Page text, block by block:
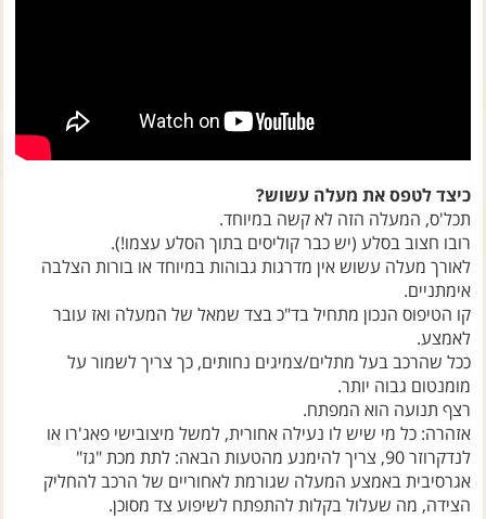
כיצד לטפס את מעלה עשוש?
תכל'ס, המעלה הזה לא קשה במיוחד.
רובו חצוב בסלע (יש כבר קוליסים בתוך הסלע עצמו!).
לאורך מעלה עשוש אין מדרגות גבוהות במיוחד או בורות הצלבה
אימתניים.
קו הטיפוס הנכון מתחיל בד"כ בצד שמאל של המעלה ואז עובר
לאמצע.
ככל שהרכב בעל מתלים/צמיגים נחותים, כך צריך לשמור על
מומנטום גבוה יותר.
רצף תנועה הוא המפתח.
אזהרה: כל מי שיש לו נעילה אחורית, למשל מיצובישי פאג'רו או
לנדקרוזר 90, צריך להימנע מהטעות הבאה: לתת מכת "גז"
אגרסיבית באמצע המעלה שגורמת לאחוריים של הרכב להחליק
הצידה, מה שעלול בקלות להתפתח לשיפוע צד מסוכן.